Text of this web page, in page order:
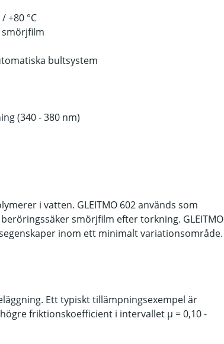
+80 °C
bultsystem
(340 - 380 nm)
i vatten. GLEITMO 602 används som
smörjfilm efter torkning. GLEITMO
inom ett minimalt variationsområde.
Ett typiskt tillämpningsexempel är
friktionskoefficient i intervallet µ = 0,10 -